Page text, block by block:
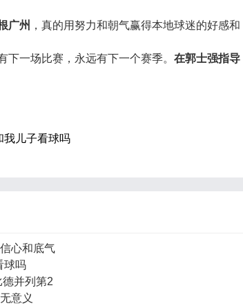
广州 ，真的用努力和朝气赢得本地球迷的好感和
一场比赛，永远有下一个赛季。 在郭士强指导
我儿子看球吗
心和底气
球吗
并列第2
意义